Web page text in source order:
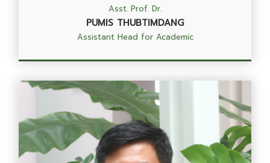
Asst. Prof. Dr.
PUMIS THUBTIMDANG
Assistant Head for Academic